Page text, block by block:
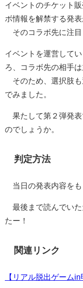
イベントのチケット
ボ情報を解禁する発表
そのコラボ先に注目
イベントを運営して
ろ、コラボ先の相手
そのため、選択肢も
でみました。
果たして第２弾発表
のでしょうか。
判定方法
当日の発表内容をも
最後まで読んでいた
たー！
関連リンク
【リアル脱出ゲームin